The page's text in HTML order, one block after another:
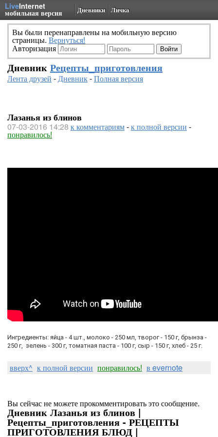
LiveInternet
мобильная версия Дневники Личка
Вы были перенаправлены на мобильную версию
страницы. Вернуться!
Авторизация
Дневник Рецепты_приготовления
Лента друзей -Дневник-Полная версия
Лазанья из блинов
07-03-2016 14:28 к комментариям-к полной версии -
понравилось!
Ингредиенты: яйца - 4 шт., молоко - 250 мл, творог - 150 г, брынза -
250 г, зелень - 300 г, томатная паста - 100 г, сыр - 150 г, хлеб - 25 г.
вверх^ к полной версии понравилось! в evernote
Вы сейчас не можете прокомментировать это сообщение.
Дневник Лазанья из блинов |
Рецепты_приготовления - РЕЦЕПТЫ
ПРИГОТОВЛЕНИЯ БЛЮД |